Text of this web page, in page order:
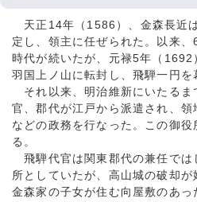
天正14年（1586）、金森長近
定し、領主に任ぜられた。以来
時代が続いたが、元禄5年（1692
羽国上ノ山に転封し、飛騨一円を
それ以来、明治維新にいたるま
官、郡代が江戸から派遣され、
などの政務を行なった。この御
る。
飛騨代官は関東郡代の兼任では
所としていたが、高山城の破却が
金森家の子女が住む向屋敷のあっ